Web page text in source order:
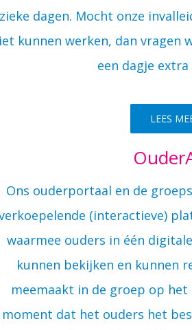
zieke dagen. Mocht onze
kunnen werken, dan vragen
een dagje
LEES
Ons ouderportaal en de
(interactieve)
waarmee ouders in één
kunnen bekijken en kunnen
meemaakt in de groep op
moment dat het ouders het